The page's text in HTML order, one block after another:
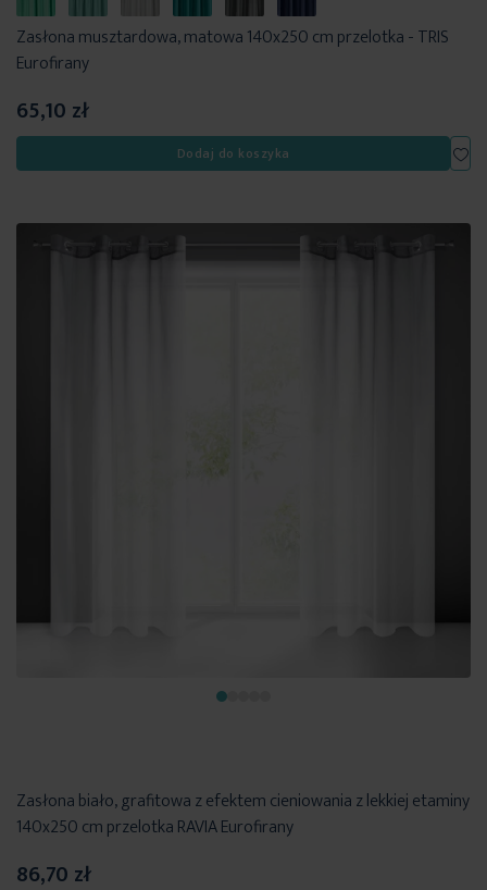
Zasłona musztardowa, matowa 140x250 cm przelotka - TRIS
Eurofirany
65,10 zł
Dodaj do koszyka
Zasłona biało, grafitowa z efektem cieniowania z lekkiej etaminy
140x250 cm przelotka RAVIA Eurofirany
86,70 zł